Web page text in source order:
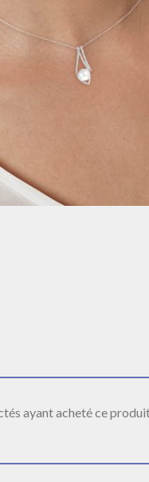
ayant acheté ce